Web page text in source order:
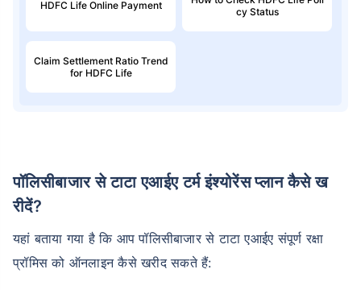
HDFC Life Online Payment
cy Status
Claim Settlement Ratio Trend
for HDFC Life
पॉलिसीबाजार से टाटा एआईए टर्म इंश्योरेंस प्लान कैसे ख
रीदें?
यहां बताया गया है कि आप पॉलिसीबाजार से टाटा एआईए संपूर्ण रक्षा
प्रॉमिस को ऑनलाइन कैसे खरीद सकते हैं: